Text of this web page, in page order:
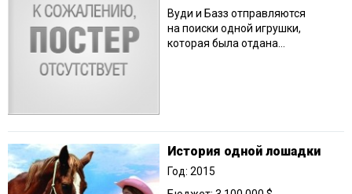
Вуди и Базз отправляются
на поиски одной игрушки,
которая была отдана…
История одной лошадки
Год: 2015